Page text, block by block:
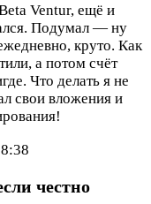
Ventur, ещё и
Подумал — ну
круто. Как
а потом счёт
Что делать я не
свои вложения и
честно